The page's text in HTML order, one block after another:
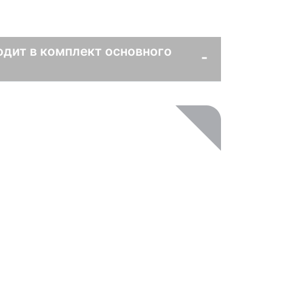
в комплект основного